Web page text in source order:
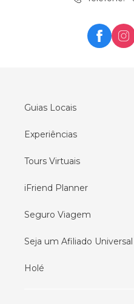
Guias Locais
Experiências
Tours Virtuais
iFriend Planner
Seguro Viagem
Seja um Afiliado Universal
Holé